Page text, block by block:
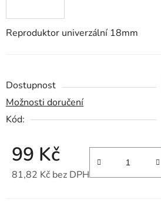
Reproduktor univerzální 18mm
Dostupnost
Možnosti doručení
Kód:
99 Kč
81,82 Kč bez DPH